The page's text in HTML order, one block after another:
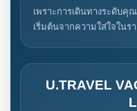
เพราะการเดินทางระดับคุ
เริ่มต้นจากความใส่ใจในร
U.TRAVEL